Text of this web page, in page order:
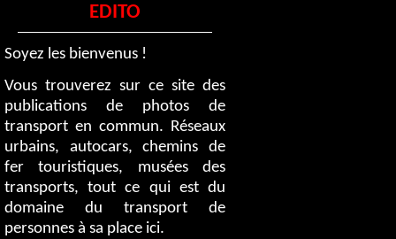
EDITO
Soyez les bienvenus !
Vous trouverez sur ce site des
publications de photos de
transport en commun. Réseaux
urbains, autocars, chemins de
fer touristiques, musées des
transports, tout ce qui est du
domaine du transport de
personnes à sa place ici.